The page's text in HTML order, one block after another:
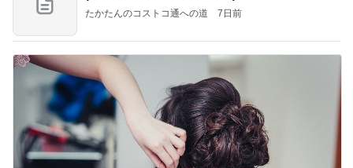
還暦キラキラメイクのテクニック
Amebaトピックス 16時間前
記事を読む